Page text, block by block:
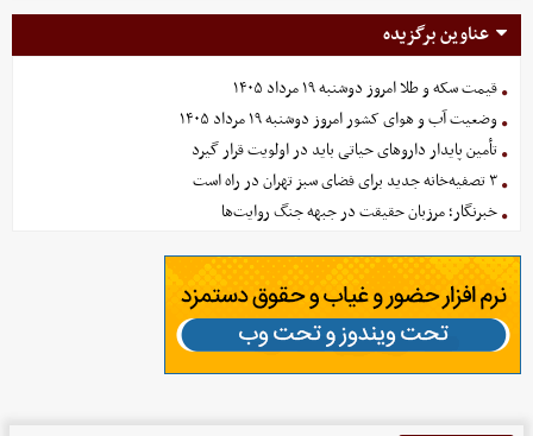
عناوین برگزیده
قیمت سکه و طلا امروز دوشنبه ۱۹ مرداد ۱۴۰۵
وضعیت آب و هوای کشور امروز دوشنبه ۱۹ مرداد ۱۴۰۵
تأمین پایدار داروهای حیاتی باید در اولویت قرار گیرد
۳ تصفیه‌خانه جدید برای فضای سبز تهران در راه است
خبرنگار؛ مرزبان حقیقت در جبهه جنگ روایت‌ها